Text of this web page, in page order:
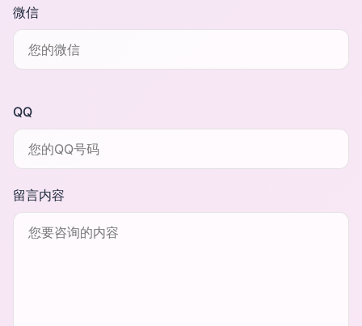
微信
QQ
留言内容